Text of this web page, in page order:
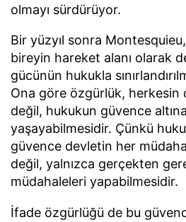
olmayı sürdürüyor.
Bir yüzyıl sonra
bireyin hareket alanı olarak
gücünün hukukla
Ona göre özgürlük, herkesin
değil, hukukun güvence altına
yaşayabilmesidir. Çünkü
güvence devletin her
değil, yalnızca gerçekten
müdahaleleri yapabilmesidir.
İfade özgürlüğü de bu